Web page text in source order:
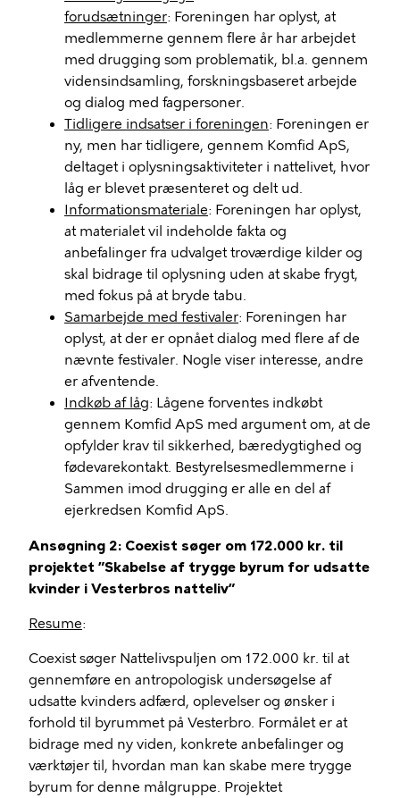
forudsætninger: Foreningen har oplyst, at
medlemmerne gennem flere år har arbejdet
med drugging som problematik, bl.a. gennem
vidensindsamling, forskningsbaseret arbejde
og dialog med fagpersoner.
Tidligere indsatser i foreningen: Foreningen er
ny, men har tidligere, gennem Komfid ApS,
deltaget i oplysningsaktiviteter i nattelivet, hvor
låg er blevet præsenteret og delt ud.
Informationsmateriale: Foreningen har oplyst,
at materialet vil indeholde fakta og
anbefalinger fra udvalget troværdige kilder og
skal bidrage til oplysning uden at skabe frygt,
med fokus på at bryde tabu.
Samarbejde med festivaler: Foreningen har
oplyst, at der er opnået dialog med flere af de
nævnte festivaler. Nogle viser interesse, andre
er afventende.
Indkøb af låg: Lågene forventes indkøbt
gennem Komfid ApS med argument om, at de
opfylder krav til sikkerhed, bæredygtighed og
fødevarekontakt. Bestyrelsesmedlemmerne i
Sammen imod drugging er alle en del af
ejerkredsen Komfid ApS.
Ansøgning 2: Coexist søger om 172.000 kr. til
projektet ”Skabelse af trygge byrum for udsatte
kvinder i Vesterbros natteliv”
Resume:
Coexist søger Nattelivspuljen om 172.000 kr. til at
gennemføre en antropologisk undersøgelse af
udsatte kvinders adfærd, oplevelser og ønsker i
forhold til byrummet på Vesterbro. Formålet er at
bidrage med ny viden, konkrete anbefalinger og
værktøjer til, hvordan man kan skabe mere trygge
byrum for denne målgruppe. Projektet